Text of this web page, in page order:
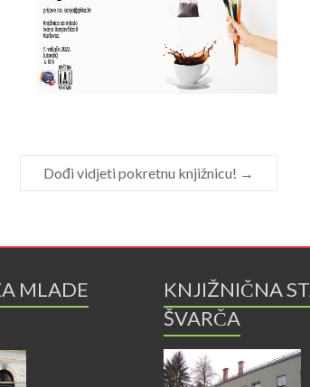
Dođi vidjeti pokretnu knjižnicu! →
MLADE
KNJIŽNIČNA
ŠVARČA